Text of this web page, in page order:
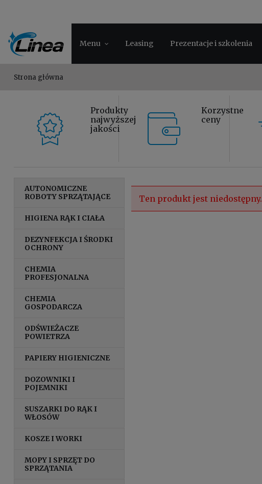
Menu Leasing Prezentacje i szkolenia
Strona główna
Produkty
najwyższej
jakości
Korzystne
ceny
AUTONOMICZNE
ROBOTY SPRZĄTAJĄCE
HIGIENA RĄK I CIAŁA
DEZYNFEKCJA I ŚRODKI
OCHRONY
CHEMIA
PROFESJONALNA
CHEMIA
GOSPODARCZA
ODŚWIEŻACZE
POWIETRZA
PAPIERY HIGIENICZNE
DOZOWNIKI I
POJEMNIKI
SUSZARKI DO RĄK I
WŁOSÓW
KOSZE I WORKI
MOPY I SPRZĘT DO
SPRZĄTANIA
Ten produkt jest niedostępny.